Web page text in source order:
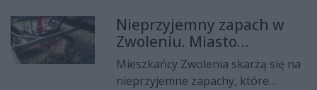
Nieprzyjemny zapach w
Zwoleniu. Miasto
podejmuje działania
Mieszkańcy Zwolenia skarżą się na
nieprzyjemne zapachy, które